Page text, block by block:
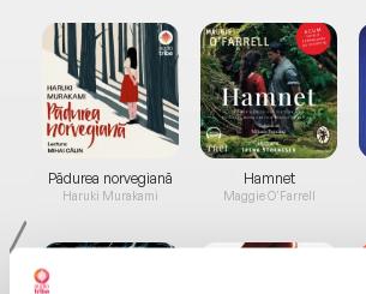
Pădurea norvegiană
Haruki Murakami
Hamnet
Maggie O'Farrell